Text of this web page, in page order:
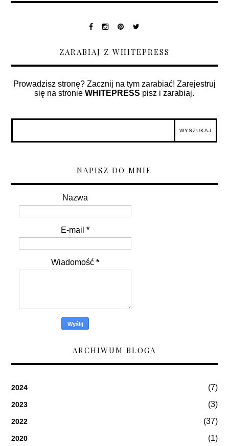
ZARABIAJ Z WHITEPRESS
Prowadzisz stronę? Zacznij na tym zarabiać! Zarejestruj
się na stronieWHITEPRESS pisz i zarabiaj.
NAPISZ DO MNIE
Nazwa
E-mail*
Wiadomość*
ARCHIWUM BLOGA
2024 (7)
2023 (3)
2022 (37)
2020 (1)